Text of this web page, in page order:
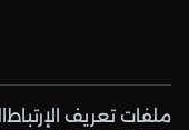
ملفات تعريف الإرتباط